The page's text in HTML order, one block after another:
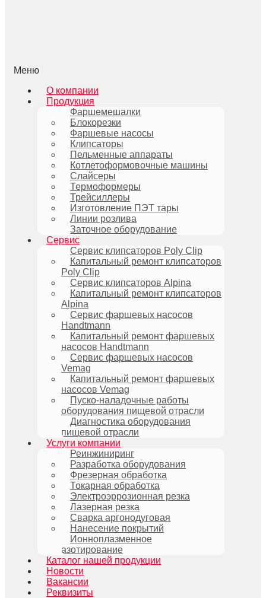
Меню
О компании
Продукция
Фаршемешалки
Блокорезки
Фаршевые насосы
Клипсаторы
Пельменные аппараты
Котлетоформовочные машины
Слайсеры
Термоформеры
Трейсиллеры
Изготовление ПЭТ тары
Линии розлива
Заточное оборудование
Сервис
Сервис клипсаторов Poly Clip
Капитальный ремонт клипсаторов
Poly Clip
Сервис клипсаторов Alpina
Капитальный ремонт клипсаторов
Alpina
Сервис фаршевых насосов
Handtmann
Капитальный ремонт фаршевых
насосов Handtmann
Сервис фаршевых насосов
Vemag
Капитальный ремонт фаршевых
насосов Vemag
Пуско-наладочные работы
оборудования пищевой отрасли
Диагностика оборудования
пищевой отрасли
Услуги компании
Реинжиниринг
Разработка оборудования
Фрезерная обработка
Токарная обработка
Электроэррозионная резка
Лазерная резка
Сварка аргонодуговая
Нанесение покрытий
Ионноплазменное
азотирование
Каталог нашей продукции
Новости
Вакансии
Реквизиты